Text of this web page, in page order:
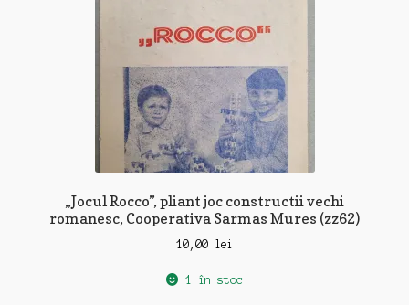
„Jocul Rocco”, pliant joc constructii vechi
romanesc, Cooperativa Sarmas Mures (zz62)
10,00 lei
1 în stoc